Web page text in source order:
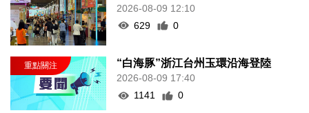
2026-08-09 12:10
629
0
“白海豚”浙江台州玉環沿海登陸
2026-08-09 17:40
1141
0